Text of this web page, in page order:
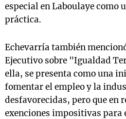
especial en Laboulaye como
práctica.
Echevarría también
Ejecutivo sobre "Igualdad
ella, se presenta como una
fomentar el empleo y la
desfavorecidas, pero que en
exenciones impositivas para